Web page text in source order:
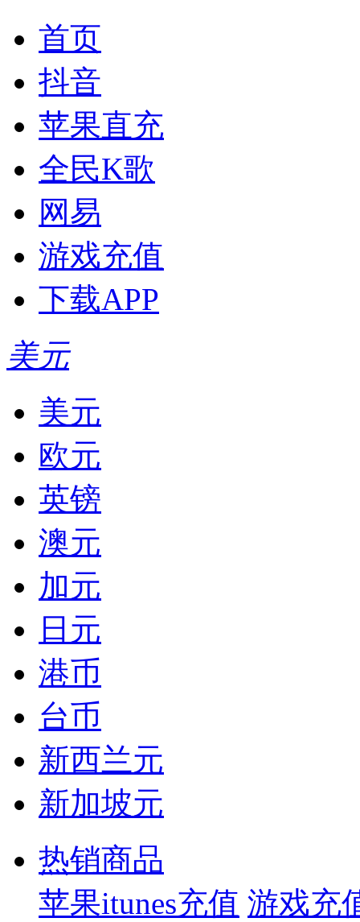
首页
抖音
苹果直充
全民K歌
网易
游戏充值
下载APP
美元
美元
欧元
英镑
澳元
加元
日元
港币
台币
新西兰元
新加坡元
热销商品
苹果itunes充值 游戏充